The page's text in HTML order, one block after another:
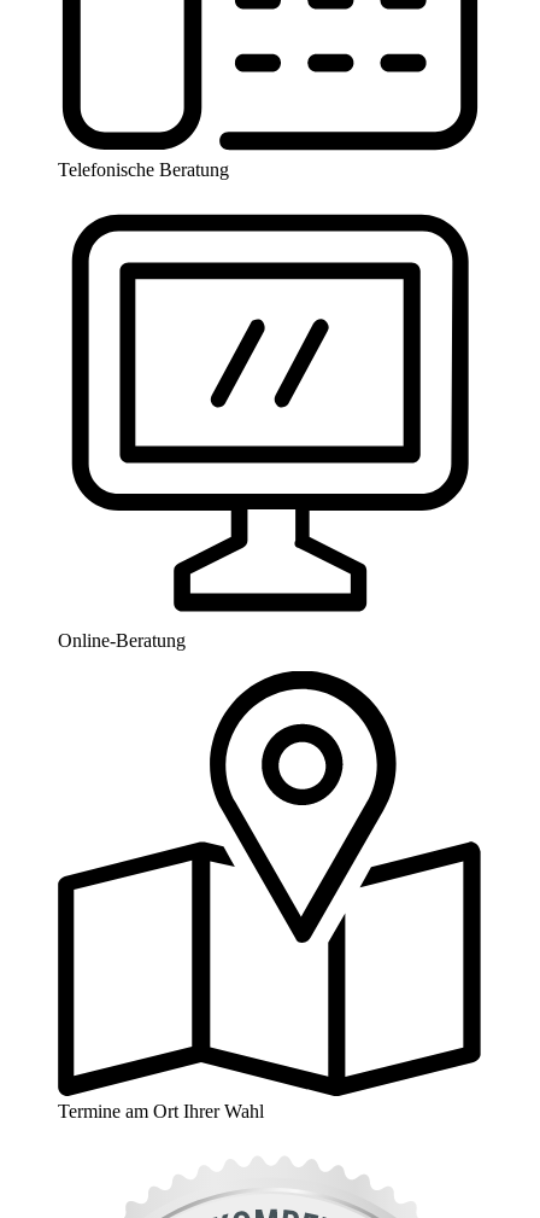
Telefonische Beratung
Online-Beratung
Termine am Ort Ihrer Wahl